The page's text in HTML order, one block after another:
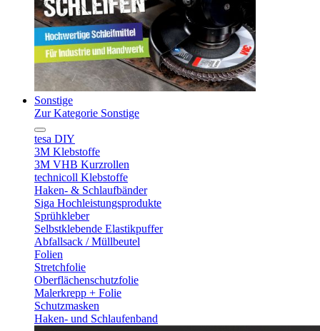
Sonstige
Zur Kategorie Sonstige
tesa DIY
3M Klebstoffe
3M VHB Kurzrollen
technicoll Klebstoffe
Haken- & Schlaufbänder
Siga Hochleistungsprodukte
Sprühkleber
Selbstklebende Elastikpuffer
Abfallsack / Müllbeutel
Folien
Stretchfolie
Oberflächenschutzfolie
Malerkrepp + Folie
Schutzmasken
Haken- und Schlaufenband